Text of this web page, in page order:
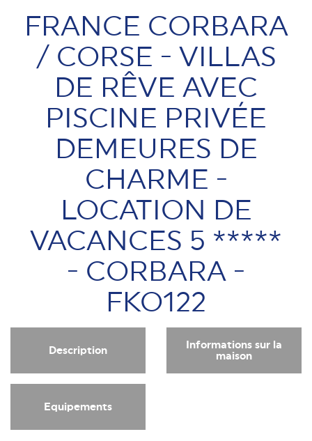
FRANCE CORBARA
/ CORSE - VILLAS
DE RÊVE AVEC
PISCINE PRIVÉE
DEMEURES DE
CHARME -
LOCATION DE
VACANCES 5 *****
- CORBARA -
FKO122
Description
Informations sur la
maison
Equipements